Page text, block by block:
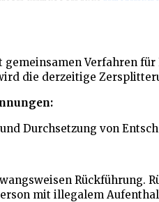
gemeinsamen Verfahren
die derzeitige
Durchsetzung von
Rückführung.
mit illegalem